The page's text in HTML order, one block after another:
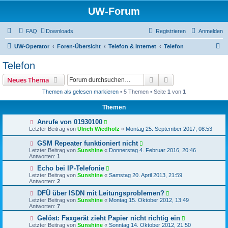
UW-Forum
FAQ Downloads Anmelden
Registrieren
UW-Operator Foren-Übersicht Telefon & Internet Telefon
Telefon
Neues Thema Suche
Themen als gelesen markieren • 5 Themen • Seite 1 von 1
Themen
Anrufe von 01930100
Letzter Beitrag von Ulrich Wiedholz « Montag 25. September 2017, 08:53
GSM Repeater funktioniert nicht
Letzter Beitrag von Sunshine « Donnerstag 4. Februar 2016, 20:46
Antworten: 1
Echo bei IP-Telefonie
Letzter Beitrag von Sunshine « Samstag 20. April 2013, 21:59
Antworten: 2
DFÜ über ISDN mit Leitungsproblemen?
Letzter Beitrag von Sunshine « Montag 15. Oktober 2012, 13:49
Antworten: 7
Gelöst: Faxgerät zieht Papier nicht richtig ein
Letzter Beitrag von Sunshine « Sonntag 14. Oktober 2012, 21:50